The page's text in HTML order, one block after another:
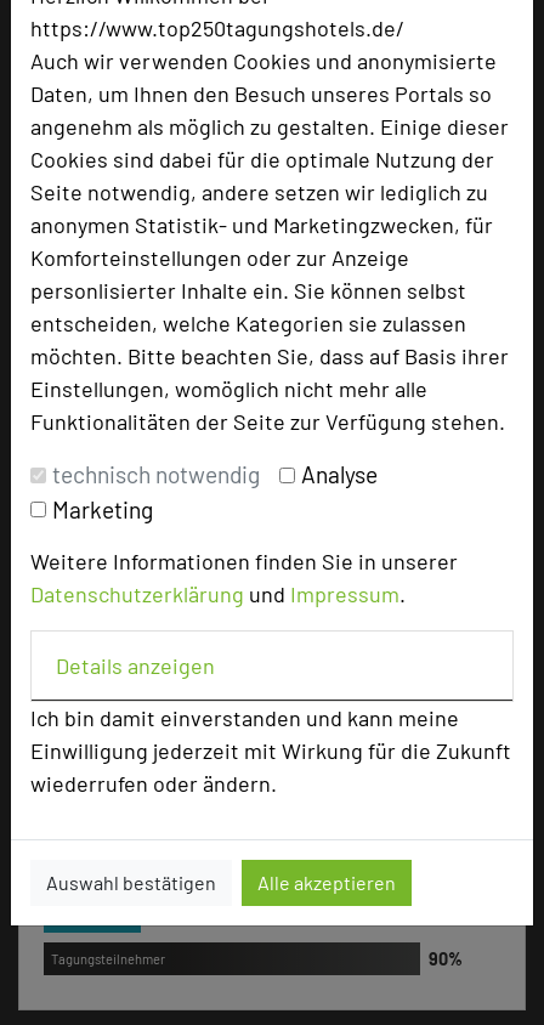
https://www.top250tagungshotels.de/
Auch wir verwenden Cookies und anonymisierte
Daten, um Ihnen den Besuch unseres Portals so
angenehm als möglich zu gestalten. Einige dieser
Cookies sind dabei für die optimale Nutzung der
Seite notwendig, andere setzen wir lediglich zu
anonymen Statistik- und Marketingzwecken, für
Komforteinstellungen oder zur Anzeige
personlisierter Inhalte ein. Sie können selbst
entscheiden, welche Kategorien sie zulassen
möchten. Bitte beachten Sie, dass auf Basis ihrer
Einstellungen, womöglich nicht mehr alle
Funktionalitäten der Seite zur Verfügung stehen.
technisch notwendig
Analyse
Marketing
Weitere Informationen finden Sie in unserer
Datenschutzerklärung und Impressum.
Details anzeigen
Ich bin damit einverstanden und kann meine
Einwilligung jederzeit mit Wirkung für die Zukunft
wiederrufen oder ändern.
Auswahl bestätigen Alle akzeptieren
Uta Müller
Sieben Welten Hotel & Spa Resort
36093 Künzell
+49 661 397-999
Email
zur Tagungsanfrage hinzufügen add_circle
Bewertung
Tagungsplaner
Tagungsteilnehmer